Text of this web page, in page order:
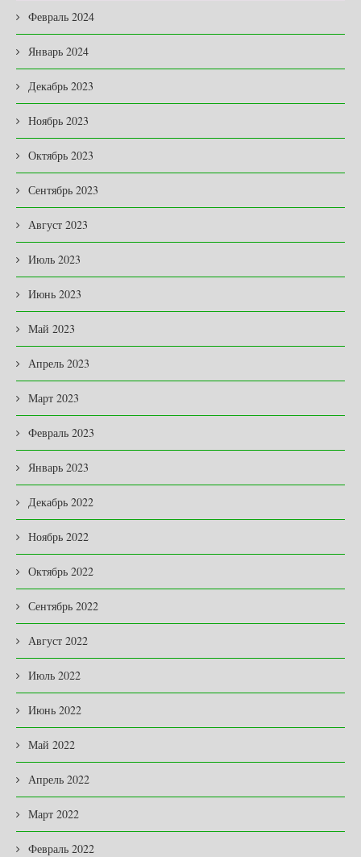
Февраль 2024
Январь 2024
Декабрь 2023
Ноябрь 2023
Октябрь 2023
Сентябрь 2023
Август 2023
Июль 2023
Июнь 2023
Май 2023
Апрель 2023
Март 2023
Февраль 2023
Январь 2023
Декабрь 2022
Ноябрь 2022
Октябрь 2022
Сентябрь 2022
Август 2022
Июль 2022
Июнь 2022
Май 2022
Апрель 2022
Март 2022
Февраль 2022